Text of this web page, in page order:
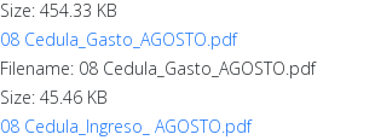
Size: 454.33 KB
08 Cedula_Gasto_AGOSTO.pdf
Filename: 08 Cedula_Gasto_AGOSTO.pdf
Size: 45.46 KB
08 Cedula_Ingreso_ AGOSTO.pdf